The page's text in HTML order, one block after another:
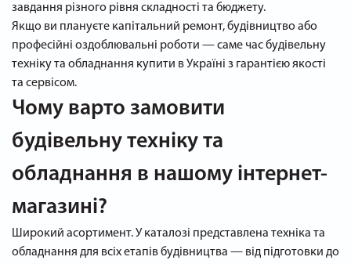
завдання різного рівня складності та бюджету.
Якщо ви плануєте капітальний ремонт, будівництво або
професійні оздоблювальні роботи — саме час будівельну
техніку та обладнання купити в Україні з гарантією якості
та сервісом.
Чому варто замовити
будівельну техніку та
обладнання в нашому інтернет-
магазині?
Широкий асортимент. У каталозі представлена техніка та
обладнання для всіх етапів будівництва — від підготовки до